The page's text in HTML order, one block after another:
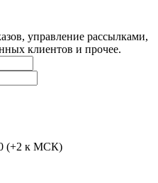
управление рассылками,
клиентов и прочее.
(+2 к МСК)